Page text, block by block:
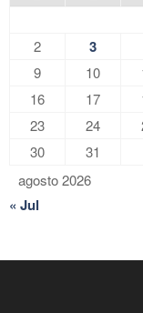
agosto 2026
2 3
9 10
16
17
23
24
30
31
« Jul